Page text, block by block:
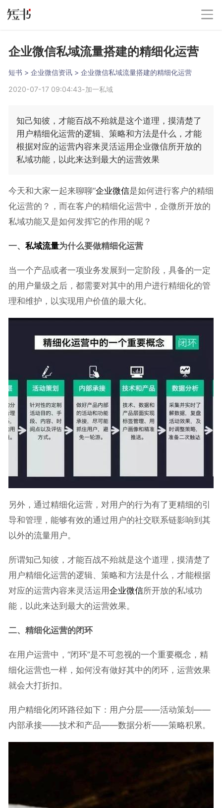
企业微信私域流量搭建的精细化运营
短书 > 企业微信资讯 > 企业微信私域流量搭建的精细化运营
2020-07-17 09:04:43-加一私域
知己知彼，才能百战不殆就是这个道理，摸清楚了
用户精细化运营的逻辑、策略和方法是什么，才能
根据对应的运营内容来灵活运用企业微信所开放的
私域功能，以此来达到最大的运营效果
今天和大家一起来聊聊“企业微信是如何进行客户的精细
化运营的？，而在客户的精细化运营中，企微所开放的
私域功能又是如何发挥它的作用的呢？
一、 私域流量为什么要做精细化运营
当一个产品或者一项业务发展到一定阶段，具备的一定
的用户量级之后，都需要对其中的用户进行精细化的管
理和维护，以实现用户价值的最大化。
另外，通过精细化运营，对用户的行为有了更精细的引
导和管理，能够有效的通过用户的社交联系链影响到其
以外的流量用户。
所谓知己知彼，才能百战不殆就是这个道理，摸清楚了
用户精细化运营的逻辑、策略和方法是什么，才能根据
对应的运营内容来灵活运用企业微信所开放的私域功
能，以此来达到最大的运营效果。
二、精细化运营的闭环
在用户运营中，“闭环”是不可忽视的一个重要概念，精
细化运营也一样，如何没有做好其中的闭环，运营效果
就会大打折扣。
用户精细化闭环路径如下：用户分层——活动策划——
内部承接——技术和产品——数据分析——策略积累。